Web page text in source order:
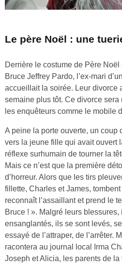
Le père Noël : une
Derrière le costume de Père
Bruce Jeffrey Pardo, l’ex-mari
accueillait la soirée. Leur divorce
semaine plus tôt. Ce divorce
les enquêteurs comme le mobile
A peine la porte ouverte, un coup
vers la jeune fille qui avait ouvert
réflexe surhumain de tourner la
Mais ce n’est que la première
d’horreur. Alors que les tirs
fillette, Charles et James,
reconnaît l’assaillant et prend le
Bruce ! ». Malgré leurs
ensanglantés, ils se sont levés,
essayé de l’attraper, de l’arrêter.
racontera au journal local Irma
Joseph et Alicia, les parents de